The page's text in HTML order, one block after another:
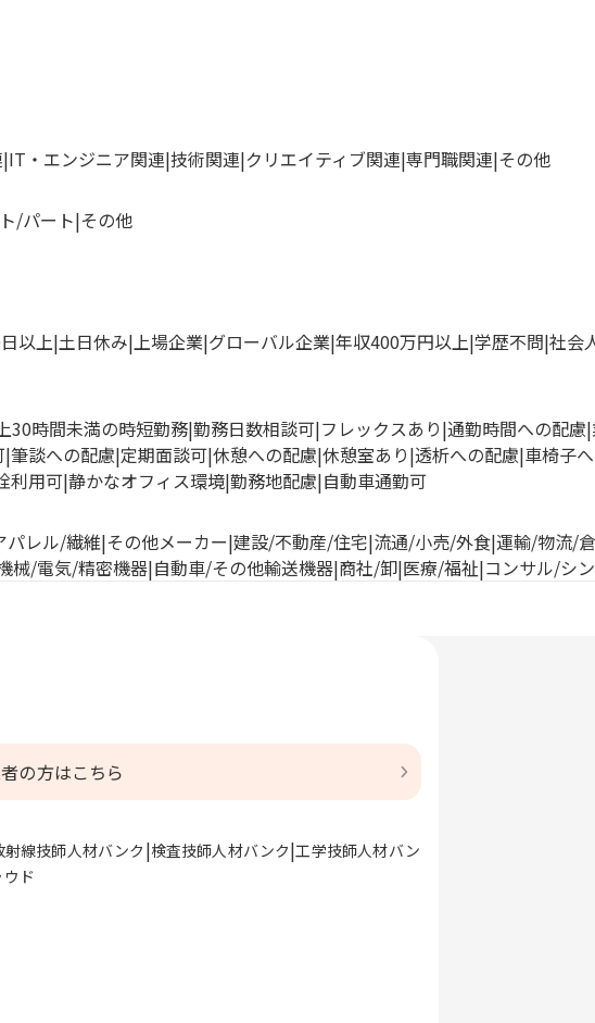
IT・エンジニア関連 技術関連 クリエイティブ関連 専門職関連 その他
/パート その他
以上 土日休み 上場企業 グローバル企業 年収400万円以上 学歴不問 社会
30時間未満の時短勤務 勤務日数相談可 フレックスあり 通勤時間への配慮
筆談への配慮 定期面談可 休憩への配慮 休憩室あり 透析への配慮 車椅子
利用可 静かなオフィス環境 勤務地配慮 自動車通勤可
パレル/繊維 その他メーカー 建設/不動産/住宅 流通/小売/外食 運輸/物流/
械/電気/精密機器 自動車/その他輸送機器 商社/卸 医療/福祉 コンサル/シ
の方はこちら
射線技師人材バンク 検査技師人材バンク 工学技師人材バン
ド